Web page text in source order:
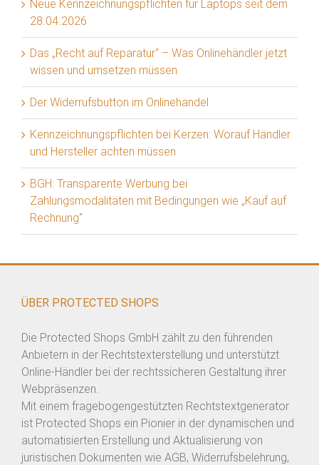
Neue Kennzeichnungspflichten für Laptops seit dem
28.04.2026
Das „Recht auf Reparatur“ – Was Onlinehändler jetzt
wissen und umsetzen müssen
Der Widerrufsbutton im Onlinehandel
Kennzeichnungspflichten bei Kerzen: Worauf Händler
und Hersteller achten müssen
BGH: Transparente Werbung bei
Zahlungsmodalitäten mit Bedingungen wie „Kauf auf
Rechnung“
ÜBER PROTECTED SHOPS
Die Protected Shops GmbH zählt zu den führenden
Anbietern in der Rechtstexterstellung und unterstützt
Online-Händler bei der rechtssicheren Gestaltung ihrer
Webpräsenzen.
Mit einem fragebogengestützten Rechtstextgenerator
ist Protected Shops ein Pionier in der dynamischen und
automatisierten Erstellung und Aktualisierung von
juristischen Dokumenten wie AGB, Widerrufsbelehrung,